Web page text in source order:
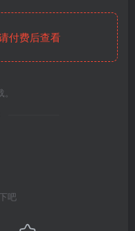
付费后查看
吧